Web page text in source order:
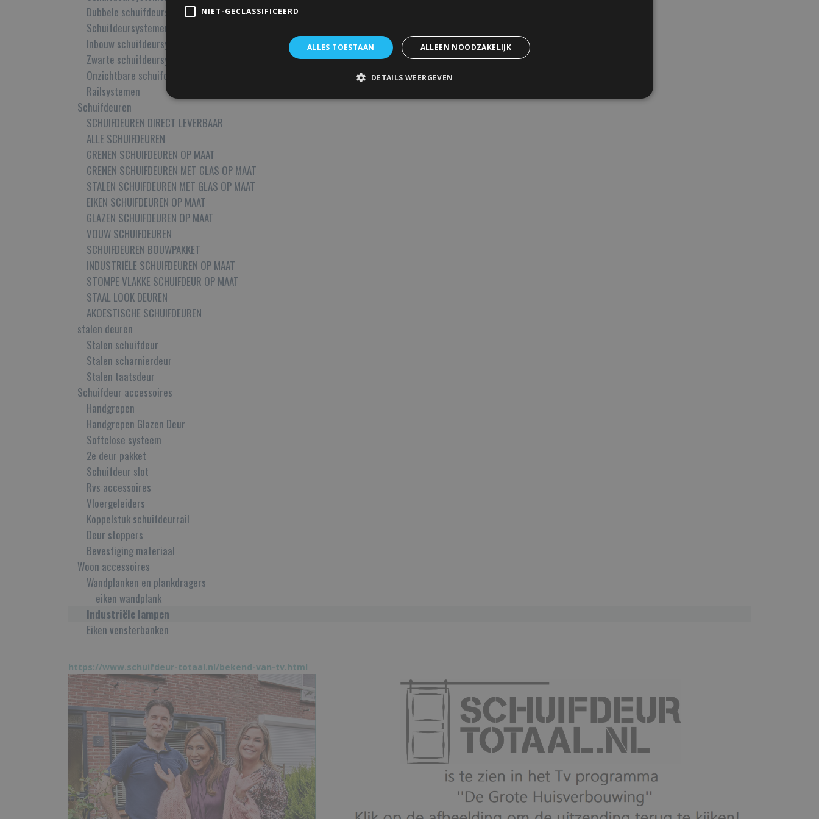
Dubbele schuifdeursystemen
Schuifdeursystemen met 3 deuren
Inbouw schuifdeursystemen
Zwarte schuifdeursystemen
Onzichtbare schuifdeursystemen
Railsystemen
Schuifdeuren
SCHUIFDEUREN DIRECT LEVERBAAR
ALLE SCHUIFDEUREN
GRENEN SCHUIFDEUREN OP MAAT
GRENEN SCHUIFDEUREN MET GLAS OP MAAT
STALEN SCHUIFDEUREN MET GLAS OP MAAT
EIKEN SCHUIFDEUREN OP MAAT
GLAZEN SCHUIFDEUREN OP MAAT
VOUW SCHUIFDEUREN
SCHUIFDEUREN BOUWPAKKET
INDUSTRIËLE SCHUIFDEUREN OP MAAT
STOMPE VLAKKE SCHUIFDEUR OP MAAT
STAAL LOOK DEUREN
AKOESTISCHE SCHUIFDEUREN
stalen deuren
Stalen schuifdeur
Stalen scharnierdeur
Stalen taatsdeur
Schuifdeur accessoires
Handgrepen
Handgrepen Glazen Deur
Softclose systeem
2e deur pakket
Schuifdeur slot
Rvs accessoires
Vloergeleiders
Koppelstuk schuifdeurrail
Deur stoppers
Bevestiging materiaal
Woon accessoires
Wandplanken en plankdragers
eiken wandplank
Industriële lampen
Eiken vensterbanken
https://www.schuifdeur-totaal.nl/bekend-van-tv.html
NIET-GECLASSIFICEERD
ALLES TOESTAAN ALLEEN NOODZAKELIJK
DETAILS WEERGEVEN